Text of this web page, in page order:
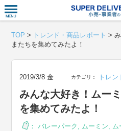
TOP > トレンド・商品レポート >
またちを集めてみたよ！
2019/3/8 金 カテゴリ： トレ
みんな大好き！ムー
を集めてみたよ！
： バレーパーク , ムーミン, ム